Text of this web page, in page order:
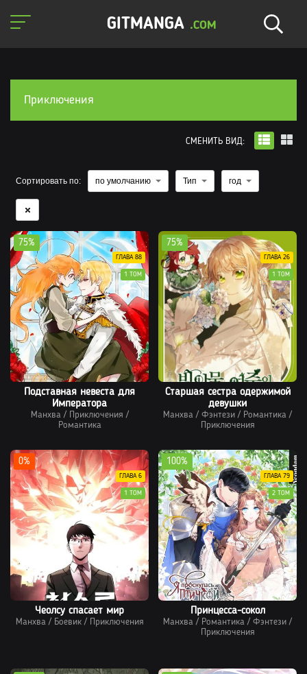
GITMANGA .COM
Сортировать по: по умолчанию Тип год
Подставная невеста для
Императора
Манхва/ Приключения /
Романтика
75%
ГЛАВА 88
1 ТОМ
Старшая сестра одержимой
девушки
Манхва / Фэнтези / Романтика /
Приключения
75%
ГЛАВА 26
1 ТОМ
Чеолсу спасает мир
Манхва/ Боевик/ Приключения
0%
ГЛАВА 6
1 ТОМ
Принцесса-сокол
Манхва / Романтика / Фэнтези /
Приключения
100%
ГЛАВА 79
2 ТОМ
СМЕНИТЬ ВИД:
Приключения